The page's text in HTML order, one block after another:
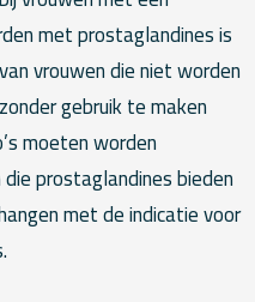
met prostaglandines is
vrouwen die niet worden
gebruik te maken
moeten worden
prostaglandines bieden
met de indicatie voor